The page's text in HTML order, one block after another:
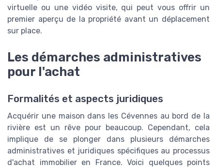
virtuelle ou une vidéo visite, qui peut vous offrir un
premier aperçu de la propriété avant un déplacement
sur place.
Les démarches administratives
pour l'achat
Formalités et aspects juridiques
Acquérir une maison dans les Cévennes au bord de la
rivière est un rêve pour beaucoup. Cependant, cela
implique de se plonger dans plusieurs démarches
administratives et juridiques spécifiques au processus
d'achat immobilier en France. Voici quelques points